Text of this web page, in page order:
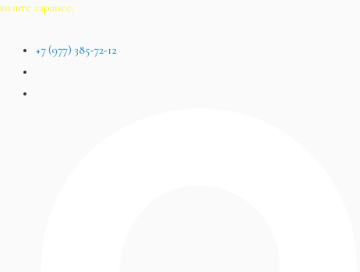
визите заранее.
+7 (977) 385-72-12